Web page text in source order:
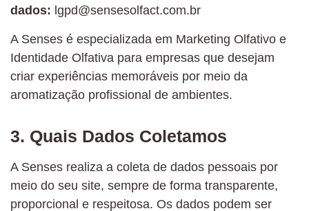
dados: lgpd@sensesolfact.com.br
A Senses é especializada em Marketing Olfativo e
Identidade Olfativa para empresas que desejam
criar experiências memoráveis por meio da
aromatização profissional de ambientes.
3. Quais Dados Coletamos
A Senses realiza a coleta de dados pessoais por
meio do seu site, sempre de forma transparente,
proporcional e respeitosa. Os dados podem ser